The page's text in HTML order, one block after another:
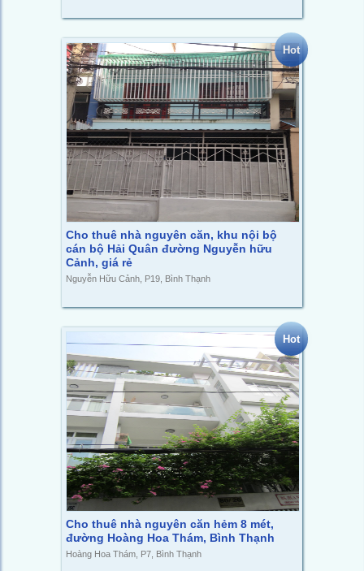
Cho thuê nhà nguyên căn, khu nội bộ
cán bộ Hải Quân đường Nguyễn hữu
Cảnh, giá rẻ
Nguyễn Hữu Cảnh, P19, Bình Thạnh
Hot
Cho thuê nhà nguyên căn hẻm 8 mét,
đường Hoàng Hoa Thám, Bình Thạnh
Hoàng Hoa Thám, P7, Bình Thạnh
Hot